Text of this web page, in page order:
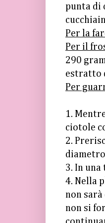
punta di
Per la
Per il
290
estratto
Per
1.
ciotole
2.
3. In
4. Nella
non
non si